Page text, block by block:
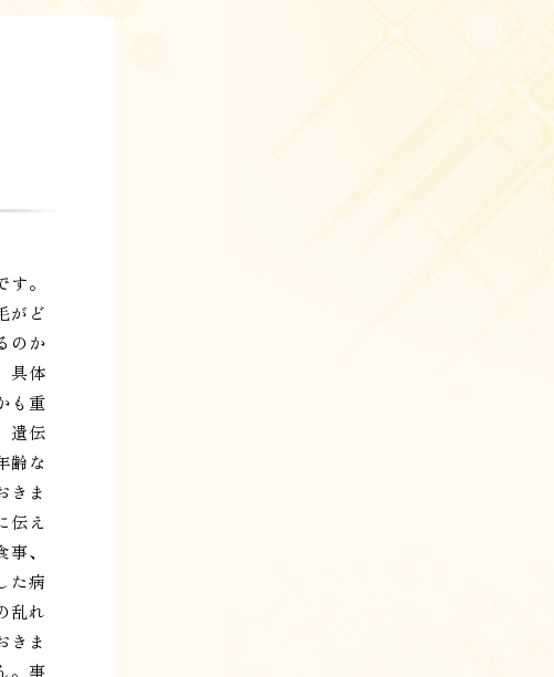
。
がど
のか
具体
も重
遺伝
齢な
きま
伝え
、
た病
乱れ
きま
。事